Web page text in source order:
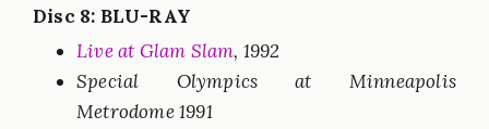
Disc 8: BLU-RAY
Live at Glam Slam, 1992
Special Olympics at Minneapolis
Metrodome 1991